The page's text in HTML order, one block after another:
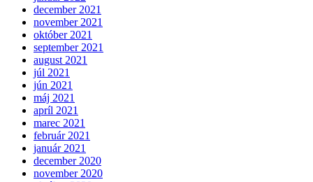
december 2021
november 2021
október 2021
september 2021
august 2021
júl 2021
jún 2021
máj 2021
apríl 2021
marec 2021
február 2021
január 2021
december 2020
november 2020